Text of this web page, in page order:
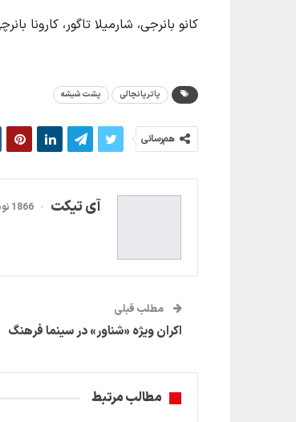
کانو بانرجی، شارمیلا تاگور، کارونا
پاترپانچالی پشت شیشه
هم‌رسانی
آی تیکت 1866 نوشته
مطلب قبلی
اکران ویژه «شناور» در سینما فرهنگ
مطالب مرتبط